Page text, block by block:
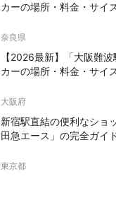
カーの場所・料金・サイ
奈良県
【2026最新】「大阪難
カーの場所・料金・サイ
大阪府
新宿駅直結の便利なショ
田急エース」の完全ガイ
東京都